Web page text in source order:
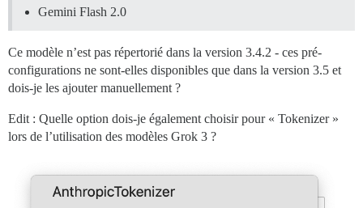
Gemini Flash 2.0
Ce modèle n’est pas répertorié dans la version 3.4.2 - ces pré-
configurations ne sont-elles disponibles que dans la version 3.5 et
dois-je les ajouter manuellement ?
Edit : Quelle option dois-je également choisir pour « Tokenizer »
lors de l’utilisation des modèles Grok 3 ?